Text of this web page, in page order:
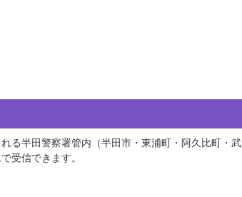
る半田警察署管内（半田市・東浦町・阿久比町・武
受信できます。